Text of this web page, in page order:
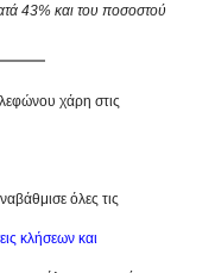
43% και του ποσοστού
χάρη στις
όλες τις
κλήσεων και